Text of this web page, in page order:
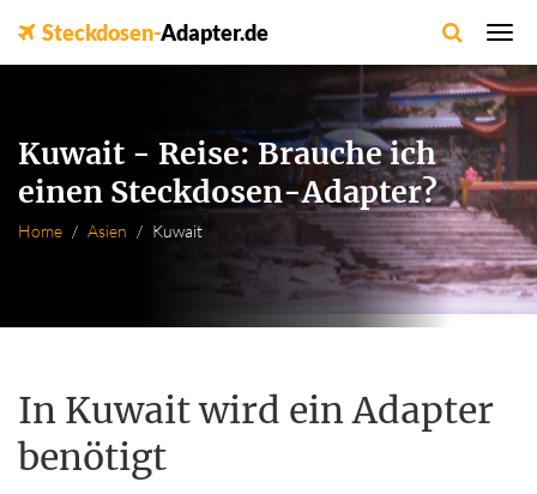
Steckdosen-Adapter.de
Kuwait - Reise: Brauche ich
einen Steckdosen-Adapter?
Home Asien Kuwait
In Kuwait wird ein Adapter
benötigt